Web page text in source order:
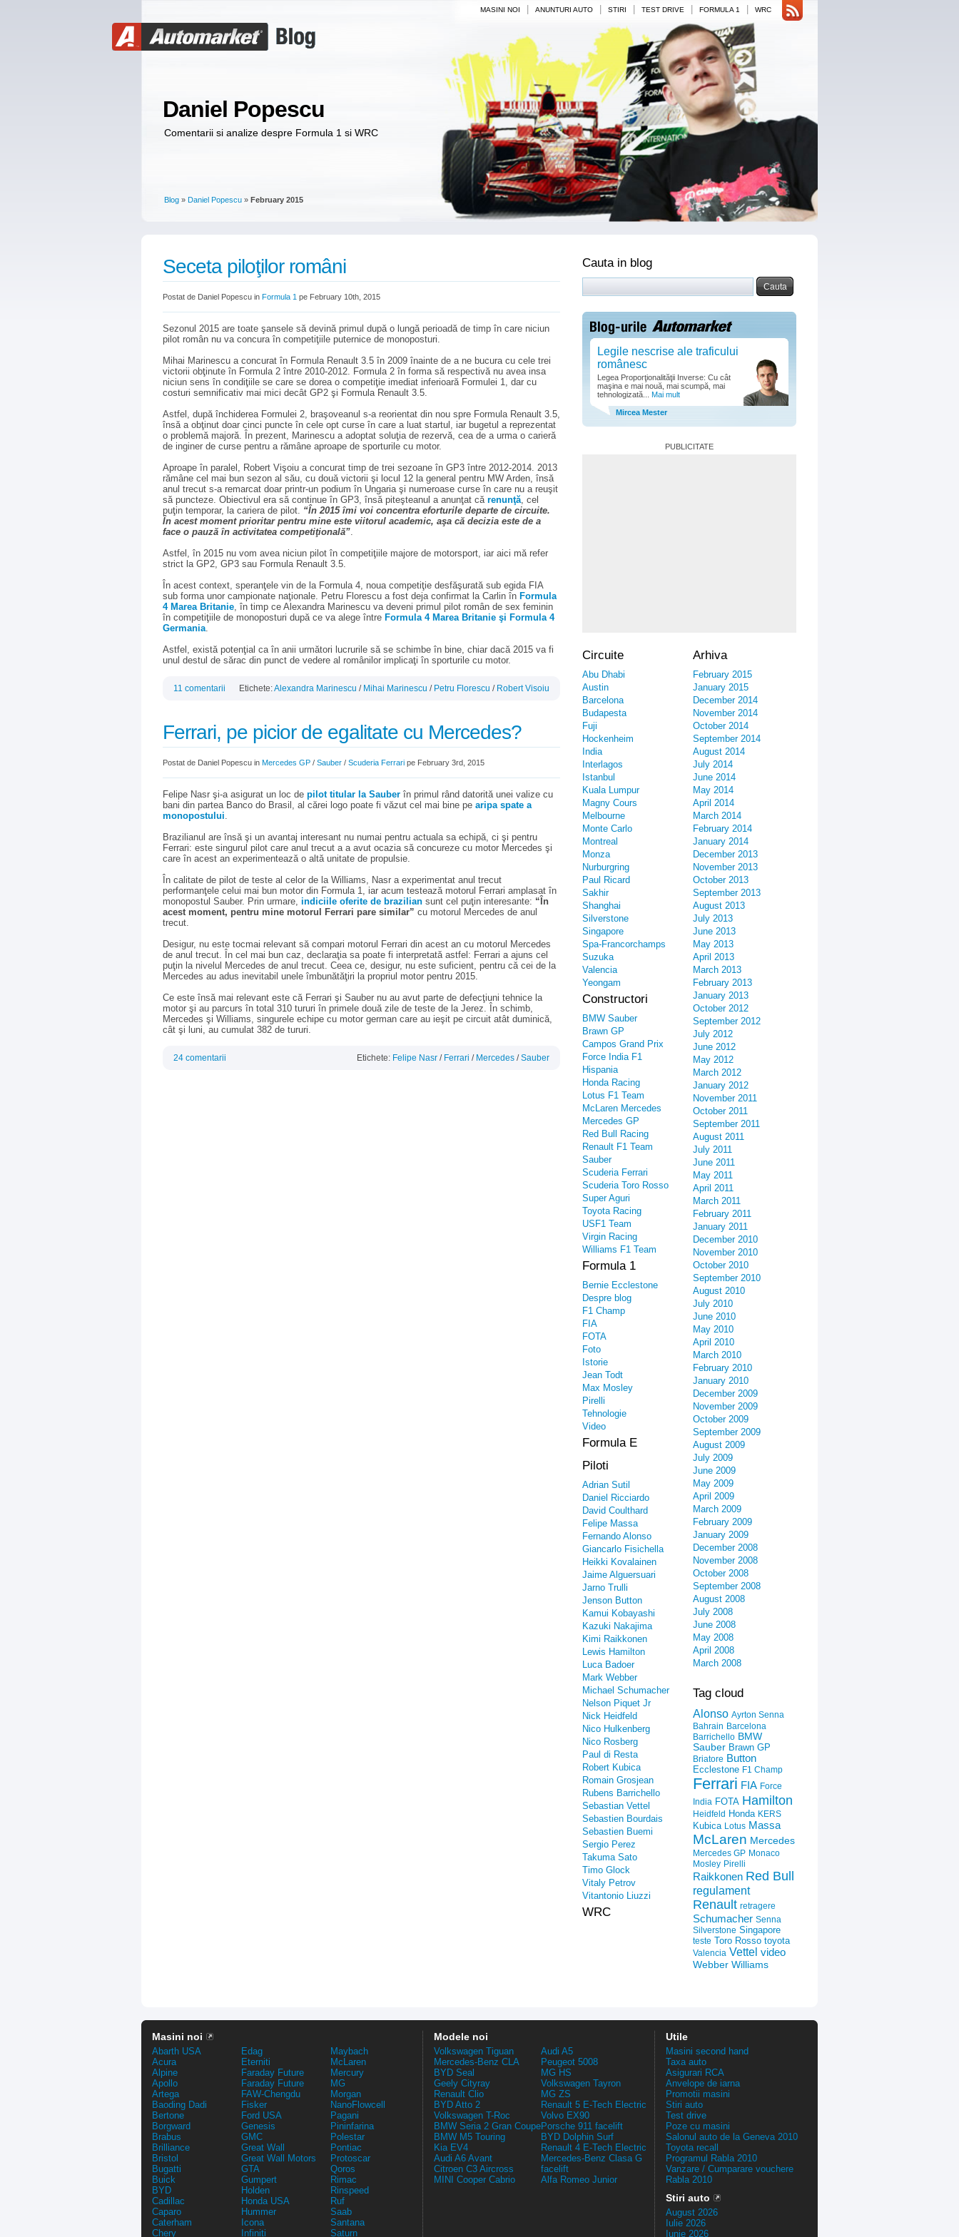
Daniel Popescu
Comentarii si analize despre Formula 1 si WRC
MASINI NOI ANUNTURI AUTO STIRI TEST DRIVE FORMULA 1 WRC
Blog » Daniel Popescu » February 2015
Seceta piloţilor români
Postat de Daniel Popescu in Formula 1 pe February 10th, 2015
Sezonul 2015 are toate şansele să devină primul după o lungă perioadă de timp în care niciun
pilot român nu va concura în competiţiile puternice de monoposturi.
Mihai Marinescu a concurat în Formula Renault 3.5 în 2009 înainte de a ne bucura cu cele trei
victorii obţinute în Formula 2 între 2010-2012. Formula 2 în forma să respectivă nu avea insa
niciun sens în condiţiile se care se dorea o competiţie imediat inferioară Formulei 1, dar cu
costuri semnificativ mai mici decât GP2 şi Formula Renault 3.5.
Astfel, după închiderea Formulei 2, braşoveanul s-a reorientat din nou spre Formula Renault 3.5,
însă a obţinut doar cinci puncte în cele opt curse în care a luat startul, iar bugetul a reprezentat
o problemă majoră. În prezent, Marinescu a adoptat soluţia de rezervă, cea de a urma o carieră
de inginer de curse pentru a rămâne aproape de sporturile cu motor.
Aproape în paralel, Robert Vişoiu a concurat timp de trei sezoane în GP3 între 2012-2014. 2013
rămâne cel mai bun sezon al său, cu două victorii şi locul 12 la general pentru MW Arden, însă
anul trecut s-a remarcat doar printr-un podium în Ungaria şi numeroase curse în care nu a reuşit
să puncteze. Obiectivul era să continue în GP3, însă piteşteanul a anunţat că renunţă, cel
puţin temporar, la cariera de pilot. “În 2015 îmi voi concentra eforturile departe de circuite.
În acest moment prioritar pentru mine este viitorul academic, aşa că decizia este de a
face o pauză în activitatea competiţională”.
Astfel, în 2015 nu vom avea niciun pilot în competiţiile majore de motorsport, iar aici mă refer
strict la GP2, GP3 sau Formula Renault 3.5.
În acest context, speranţele vin de la Formula 4, noua competiţie desfăşurată sub egida FIA
sub forma unor campionate naţionale. Petru Florescu a fost deja confirmat la Carlin în Formula
4 Marea Britanie, în timp ce Alexandra Marinescu va deveni primul pilot român de sex feminin
în competiţiile de monoposturi după ce va alege între Formula 4 Marea Britanie şi Formula 4
Germania.
Astfel, există potenţial ca în anii următori lucrurile să se schimbe în bine, chiar dacă 2015 va fi
unul destul de sărac din punct de vedere al românilor implicaţi în sporturile cu motor.
11 comentarii Etichete:Alexandra Marinescu / Mihai Marinescu / Petru Florescu / Robert Visoiu
Ferrari, pe picior de egalitate cu Mercedes?
Postat de Daniel Popescu in Mercedes GP / Sauber / Scuderia Ferrari pe February 3rd, 2015
Felipe Nasr şi-a asigurat un loc de pilot titular la Sauber în primul rând datorită unei valize cu
bani din partea Banco do Brasil, al cărei logo poate fi văzut cel mai bine pe aripa spate a
monopostului.
Brazilianul are însă şi un avantaj interesant nu numai pentru actuala sa echipă, ci şi pentru
Ferrari: este singurul pilot care anul trecut a a avut ocazia să concureze cu motor Mercedes şi
care în acest an experimentează o altă unitate de propulsie.
În calitate de pilot de teste al celor de la Williams, Nasr a experimentat anul trecut
performanţele celui mai bun motor din Formula 1, iar acum testează motorul Ferrari amplasat în
monopostul Sauber. Prin urmare, indiciile oferite de brazilian sunt cel puţin interesante: “În
acest moment, pentru mine motorul Ferrari pare similar” cu motorul Mercedes de anul
trecut.
Desigur, nu este tocmai relevant să compari motorul Ferrari din acest an cu motorul Mercedes
de anul trecut. În cel mai bun caz, declaraţia sa poate fi interpretată astfel: Ferrari a ajuns cel
puţin la nivelul Mercedes de anul trecut. Ceea ce, desigur, nu este suficient, pentru că cei de la
Mercedes au adus inevitabil unele îmbunătăţiri la propriul motor pentru 2015.
Ce este însă mai relevant este că Ferrari şi Sauber nu au avut parte de defecţiuni tehnice la
motor şi au parcurs în total 310 tururi în primele două zile de teste de la Jerez. În schimb,
Mercedes şi Williams, singurele echipe cu motor german care au ieşit pe circuit atât duminică,
cât şi luni, au cumulat 382 de tururi.
24 comentarii Etichete: Felipe Nasr / Ferrari / Mercedes /Sauber
Cauta in blog
Legile nescrise ale traficului
românesc
Legea Proporţionalităţii Inverse: Cu cât
maşina e mai nouă, mai scumpă, mai
tehnologizată...
Mai mult
Mircea Mester
PUBLICITATE
Circuite
Abu Dhabi
Austin
Barcelona
Budapesta
Fuji
Hockenheim
India
Interlagos
Istanbul
Kuala Lumpur
Magny Cours
Melbourne
Monte Carlo
Montreal
Monza
Nurburgring
Paul Ricard
Sakhir
Shanghai
Silverstone
Singapore
Spa-Francorchamps
Suzuka
Valencia
Yeongam
Constructori
BMW Sauber
Brawn GP
Campos Grand Prix
Force India F1
Hispania
Honda Racing
Lotus F1 Team
McLaren Mercedes
Mercedes GP
Red Bull Racing
Renault F1 Team
Sauber
Scuderia Ferrari
Scuderia Toro Rosso
Super Aguri
Toyota Racing
USF1 Team
Virgin Racing
Williams F1 Team
Formula 1
Bernie Ecclestone
Despre blog
F1 Champ
FIA
FOTA
Foto
Istorie
Jean Todt
Max Mosley
Pirelli
Tehnologie
Video
Formula E
Piloti
Adrian Sutil
Daniel Ricciardo
David Coulthard
Felipe Massa
Fernando Alonso
Giancarlo Fisichella
Heikki Kovalainen
Jaime Alguersuari
Jarno Trulli
Jenson Button
Kamui Kobayashi
Kazuki Nakajima
Kimi Raikkonen
Lewis Hamilton
Luca Badoer
Mark Webber
Michael Schumacher
Nelson Piquet Jr
Nick Heidfeld
Nico Hulkenberg
Nico Rosberg
Paul di Resta
Robert Kubica
Romain Grosjean
Rubens Barrichello
Sebastian Vettel
Sebastien Bourdais
Sebastien Buemi
Sergio Perez
Takuma Sato
Timo Glock
Vitaly Petrov
Vitantonio Liuzzi
WRC
Arhiva
February 2015
January 2015
December 2014
November 2014
October 2014
September 2014
August 2014
July 2014
June 2014
May 2014
April 2014
March 2014
February 2014
January 2014
December 2013
November 2013
October 2013
September 2013
August 2013
July 2013
June 2013
May 2013
April 2013
March 2013
February 2013
January 2013
October 2012
September 2012
July 2012
June 2012
May 2012
March 2012
January 2012
November 2011
October 2011
September 2011
August 2011
July 2011
June 2011
May 2011
April 2011
March 2011
February 2011
January 2011
December 2010
November 2010
October 2010
September 2010
August 2010
July 2010
June 2010
May 2010
April 2010
March 2010
February 2010
January 2010
December 2009
November 2009
October 2009
September 2009
August 2009
July 2009
June 2009
May 2009
April 2009
March 2009
February 2009
January 2009
December 2008
November 2008
October 2008
September 2008
August 2008
July 2008
June 2008
May 2008
April 2008
March 2008
Tag cloud
Alonso Ayrton Senna
Bahrain Barcelona
Barrichello BMW
Sauber Brawn GP
Briatore Button
Ecclestone F1 Champ
Ferrari FIA Force
India FOTA Hamilton
Heidfeld Honda KERS
Kubica Lotus Massa
McLaren Mercedes
Mercedes GP Monaco
Mosley Pirelli
Raikkonen Red Bull
regulament
Renault retragere
Schumacher Senna
Silverstone Singapore
teste Toro Rosso toyota
Valencia Vettel video
Webber Williams
Masini noi
Abarth USA
Acura
Alpine
Apollo
Artega
Baoding Dadi
Bertone
Borgward
Brabus
Brilliance
Bristol
Bugatti
Buick
BYD
Cadillac
Caparo
Caterham
Chery
Edag
Eterniti
Faraday Future
Faraday Future
FAW-Chengdu
Fisker
Ford USA
Genesis
GMC
Great Wall
Great Wall Motors
GTA
Gumpert
Holden
Honda USA
Hummer
Icona
Infiniti
Maybach
McLaren
Mercury
MG
Morgan
NanoFlowcell
Pagani
Pininfarina
Polestar
Pontiac
Protoscar
Qoros
Rimac
Rinspeed
Ruf
Saab
Santana
Saturn
Modele noi
Volkswagen Tiguan
Mercedes-Benz CLA
BYD Seal
Geely Cityray
Renault Clio
BYD Atto 2
Volkswagen T-Roc
BMW Seria 2 Gran Coupe
BMW M5 Touring
Kia EV4
Audi A6 Avant
Citroen C3 Aircross
MINI Cooper Cabrio
Audi A5
Peugeot 5008
MG HS
Volkswagen Tayron
MG ZS
Renault 5 E-Tech Electric
Volvo EX90
Porsche 911 facelift
BYD Dolphin Surf
Renault 4 E-Tech Electric
Mercedes-Benz Clasa G
facelift
Alfa Romeo Junior
Utile
Masini second hand
Taxa auto
Asigurari RCA
Anvelope de iarna
Promotii masini
Stiri auto
Test drive
Poze cu masini
Salonul auto de la Geneva 2010
Toyota recall
Programul Rabla 2010
Vanzare / Cumparare vouchere
Rabla 2010
Stiri auto
August 2026
Iulie 2026
Iunie 2026